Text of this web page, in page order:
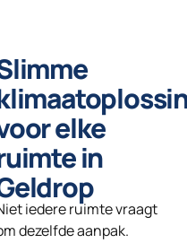
elke
in
iedere ruimte vraagt
dezelfde aanpak.